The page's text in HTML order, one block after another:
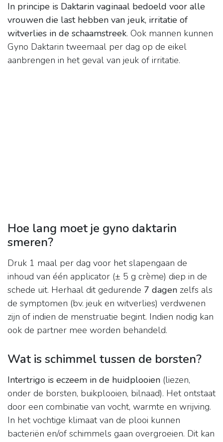
In principe is Daktarin vaginaal bedoeld voor alle
vrouwen die last hebben van jeuk, irritatie of
witverlies in de schaamstreek. Ook mannen kunnen
Gyno Daktarin tweemaal per dag op de eikel
aanbrengen in het geval van jeuk of irritatie.
Hoe lang moet je gyno daktarin
smeren?
Druk 1 maal per dag voor het slapengaan de
inhoud van één applicator (± 5 g crème) diep in de
schede uit. Herhaal dit gedurende 7 dagen zelfs als
de symptomen (bv. jeuk en witverlies) verdwenen
zijn of indien de menstruatie begint. Indien nodig kan
ook de partner mee worden behandeld.
Wat is schimmel tussen de borsten?
Intertrigo is eczeem in de huidplooien (liezen,
onder de borsten, buikplooien, bilnaad). Het ontstaat
door een combinatie van vocht, warmte en wrijving.
In het vochtige klimaat van de plooi kunnen
bacteriën en/of schimmels gaan overgroeien. Dit kan